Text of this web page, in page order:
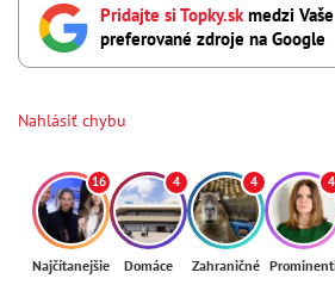
Pridajte si Topky.skmedzi Vaše
preferované zdroje na Google
Nahlásiť chybu
16
Najčítanejšie
4
Domáce
4
Zahraničné
4